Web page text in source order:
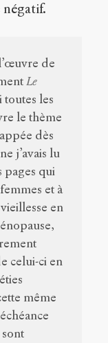
négatif.
de
Le
toutes les
le thème
dès
j’avais lu
pages qui
et à
en
celui-ci en
même